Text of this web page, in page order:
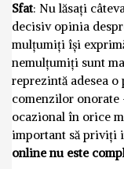
Sfat: Nu lăsați
decisiv opinia
mulțumiți își
nemulțumiți sunt
reprezintă adesea
comenzilor onorate
ocazional în orice
important să priviți
online nu este